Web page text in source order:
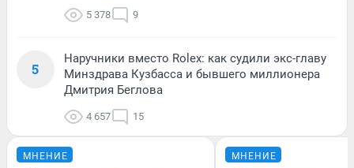
5 378 9
5
Наручники вместо Rolex: как судили экс-главу
Минздрава Кузбасса и бывшего миллионера
Дмитрия Беглова
4 657 15
МНЕНИЕ МНЕНИЕ